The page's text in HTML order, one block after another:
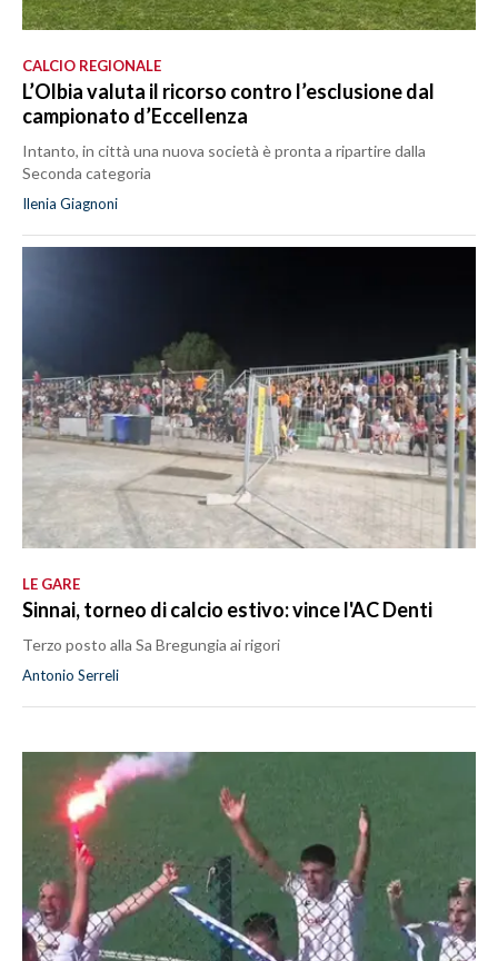
CALCIO REGIONALE
L’Olbia valuta il ricorso contro l’esclusione dal
campionato d’Eccellenza
Intanto, in città una nuova società è pronta a ripartire dalla
Seconda categoria
Ilenia Giagnoni
LE GARE
Sinnai, torneo di calcio estivo: vince l'AC Denti
Terzo posto alla Sa Bregungia ai rigori
Antonio Serreli